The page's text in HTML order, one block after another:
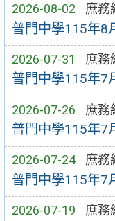
2026-08-02 庶務
普門中學115年8
2026-07-31 庶務
普門中學115年7
2026-07-26 庶務
普門中學115年7
2026-07-24 庶務
普門中學115年7
2026-07-19 庶務